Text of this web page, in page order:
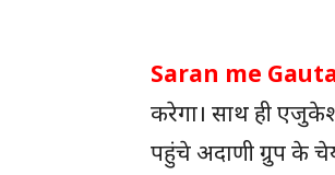
Saran me
करेगा। साथ ही
पहुंचे अदाणी ग्रुप के